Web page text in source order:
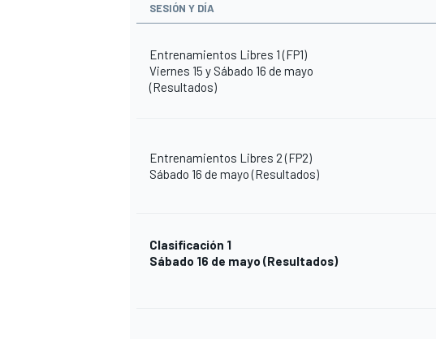
SESIÓN Y DÍA
Entrenamientos Libres 1 (FP1)
Viernes 15 y Sábado 16 de mayo
(Resultados)
Entrenamientos Libres 2 (FP2)
Sábado 16 de mayo(Resultados)
Clasificación 1
Sábado 16 de mayo (Resultados)